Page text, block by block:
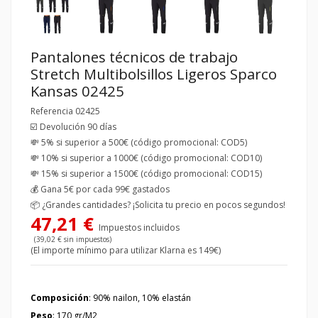
Pantalones técnicos de trabajo
Stretch Multibolsillos Ligeros Sparco
Kansas 02425
Referencia 02425
☑️ Devolución 90 días
💸 5% si superior a 500€ (código promocional: COD5)
💸 10% si superior a 1000€ (código promocional: COD10)
💸 15% si superior a 1500€ (código promocional: COD15)
💰 Gana 5€ por cada 99€ gastados
📦 ¿Grandes cantidades? ¡Solicita tu precio en pocos segundos!
47,21 € Impuestos incluidos
(39,02 € sin impuestos)
(El importe mínimo para utilizar Klarna es 149€)
Composición: 90% nailon, 10% elastán